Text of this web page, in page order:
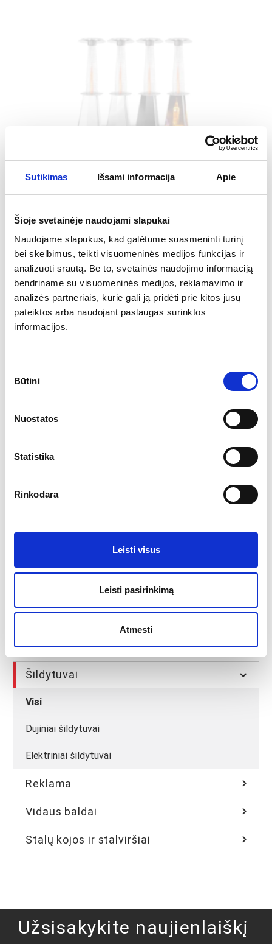
Sutikimas Išsami informacija Apie
Šioje svetainėje naudojami slapukai
Naudojame slapukus, kad galėtume suasmeninti turinį
bei skelbimus, teikti visuomeninės medijos funkcijas ir
analizuoti srautą. Be to, svetainės naudojimo informaciją
bendriname su visuomeninės medijos, reklamavimo ir
analizės partneriais, kurie gali ją pridėti prie kitos jūsų
pateiktos arba naudojant paslaugas surinktos
informacijos.
pasirinkimas
Būtini
Nuostatos
Statistika
Rinkodara
Leisti visus
Leisti pasirinkimą
Atmesti
Scenos
Stoginės/Pavėsinės
Grindys
Šildytuvai
Visi
Dujiniai šildytuvai
Elektriniai šildytuvai
Reklama
Vidaus baldai
Stalų kojos ir stalviršiai
Užsisakykite naujienlaiškį